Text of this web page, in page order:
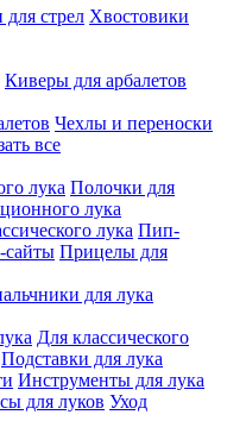
для стрел Хвостовики
Киверы для арбалетов
Чехлы и переноски
все
лука Полочки для
лука
лука Пип-
Прицелы для
для лука
Для классического
Подставки для лука
Инструменты для лука
для луков Уход